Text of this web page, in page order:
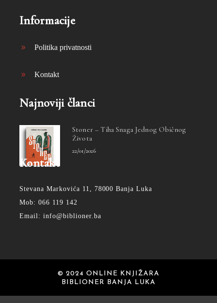
Informacije
Politika privatnosti
Kontakt
Najnoviji članci
Stoner – Tiha Snaga Jednog Običnog
Života
22/01/2026
Kontakt
Stevana Markovića 11, 78000 Banja Luka
Mob: 066 119 142
Email: info@biblioner.ba
© 2024 ONLINE KNJIŽARA
BIBLIONER BANJA LUKA